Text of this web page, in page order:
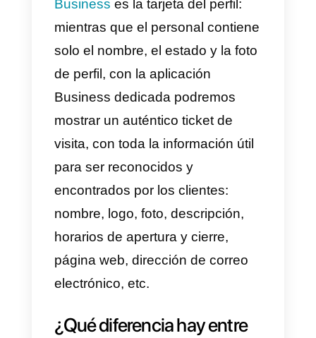
normal de verificación.
6)Selecciona CONTINÚA >
PERMITE para permitir a
WhatsApp Business acceder al
historial de los chats y a los
archivos multimedia
7) Ingresa el código SMS de seis
cifras para verificar tu número
8)Crea el perfil de tu negocio >
selecciona AVANZAR